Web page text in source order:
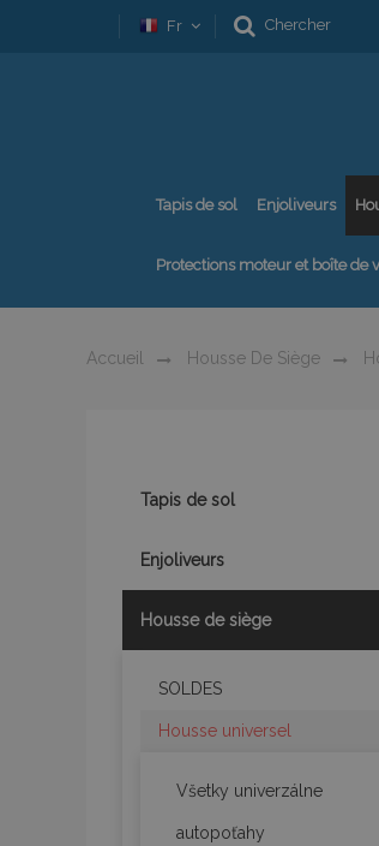
Fr Chercher
Tapis de sol Enjoliveurs
Protections moteur et boîte de
Accueil Housse De Siège
Tapis de sol
Enjoliveurs
Housse de siège
SOLDES
Housse universel
Všetky univerzálne
autopoťahy